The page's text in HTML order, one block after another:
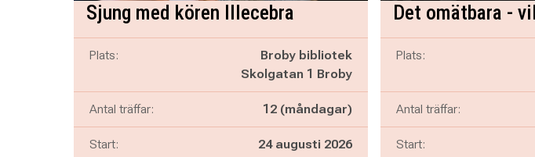
Sjung med kören Illecebra
Plats:
Broby bibliotek
Skolgatan 1 Broby
Antal träffar: 12 (måndagar)
Start: 24 augusti 2026
Det omätbara -
Plats:
Antal träffar:
Start: